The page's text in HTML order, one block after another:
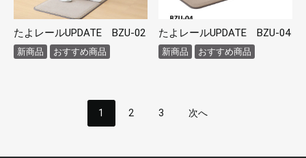
たよレールUPDATE BZU-02
新商品 おすすめ商品
たよレールUPDATE BZU-04
新商品 おすすめ商品
1 2 3 次へ